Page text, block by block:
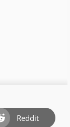
Reddit